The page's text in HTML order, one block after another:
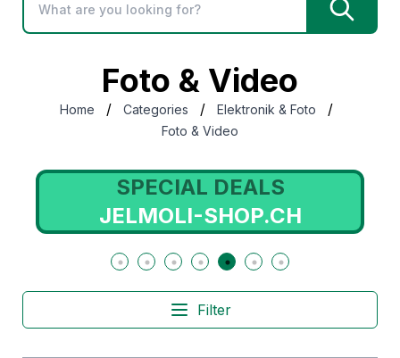
Foto & Video
Home / Categories / Elektronik & Foto /
Foto & Video
SPECIAL
Filter